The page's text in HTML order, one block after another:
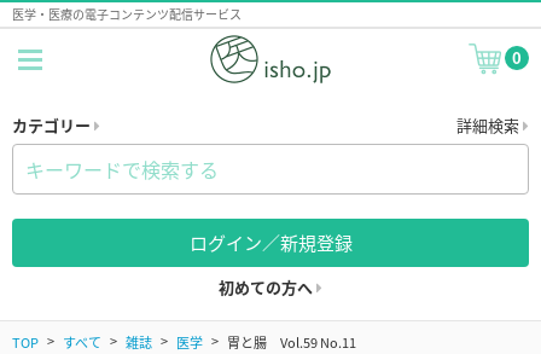
医学・医療の電子コンテンツ配信サービス
0
カテゴリー 詳細検索
ログイン／新規登録
初めての方へ
TOP すべて 雑誌 医学 胃と腸 Vol.59 No.11